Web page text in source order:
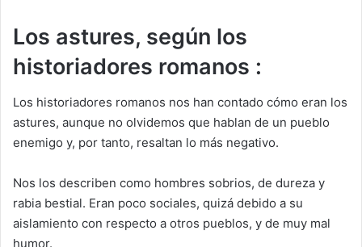
Los astures, según los
historiadores romanos :
Los historiadores romanos nos han contado cómo eran los
astures, aunque no olvidemos que hablan de un pueblo
enemigo y, por tanto, resaltan lo más negativo.
Nos los describen como hombres sobrios, de dureza y
rabia bestial. Eran poco sociales, quizá debido a su
aislamiento con respecto a otros pueblos, y de muy mal
humor.